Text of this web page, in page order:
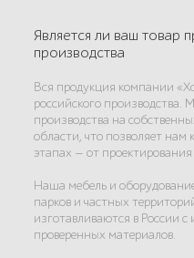
Является ли ваш товар
производства
Вся продукция компании
российского
производства на
области, что позволяет нам
этапах — от
Наша мебель и
парков и частных
изготавливаются в России
проверенных материалов.